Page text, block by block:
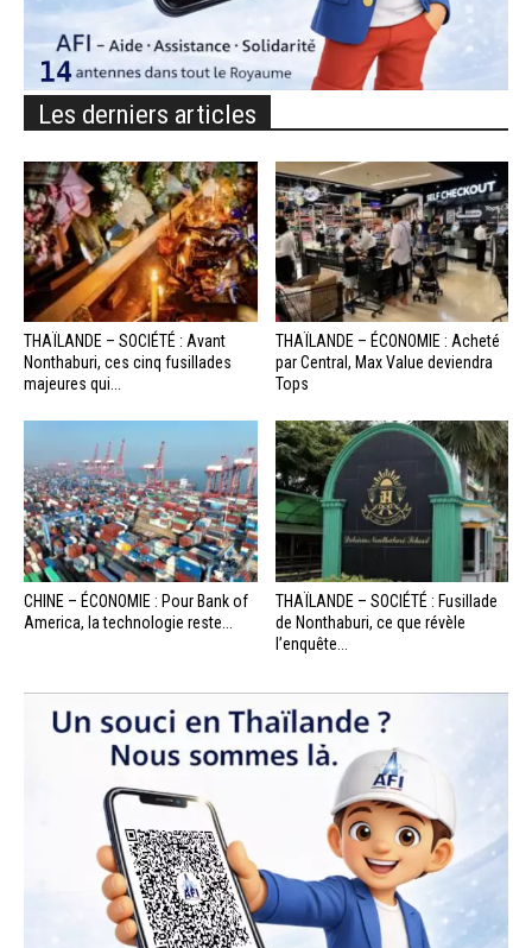
Les derniers articles
THAÏLANDE – SOCIÉTÉ : Avant
Nonthaburi, ces cinq fusillades
majeures qui...
THAÏLANDE – ÉCONOMIE : Acheté
par Central, Max Value deviendra
Tops
CHINE – ÉCONOMIE : Pour Bank of
America, la technologie reste...
THAÏLANDE – SOCIÉTÉ : Fusillade
de Nonthaburi, ce que révèle
l’enquête...